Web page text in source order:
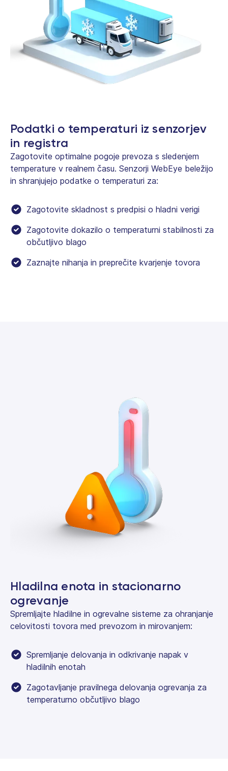
Podatki o temperaturi iz senzorjev
in registra
Zagotovite optimalne pogoje prevoza s sledenjem
temperature v realnem času. Senzorji WebEye beležijo
in shranjujejo podatke o temperaturi za:
Zagotovite skladnost s predpisi o hladni verigi
Zagotovite dokazilo o temperaturni stabilnosti za
občutljivo blago
Zaznajte nihanja in preprečite kvarjenje tovora
Hladilna enota in stacionarno
ogrevanje
Spremljajte hladilne in ogrevalne sisteme za ohranjanje
celovitosti tovora med prevozom in mirovanjem:
Spremljanje delovanja in odkrivanje napak v
hladilnih enotah
Zagotavljanje pravilnega delovanja ogrevanja za
temperaturno občutljivo blago